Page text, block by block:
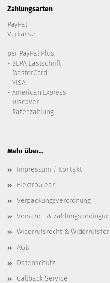
Zahlungsarten
PayPal
Vorkasse
per PayPal Plus:
- SEPA Lastschrift
- MasterCard
- VISA
- American Express
- Discover
- Ratenzahlung
Mehr über...
Impressum / Kontakt
ElektroG ear
Verpackungsverordnung
Versand- &
Widerrufsrecht &
AGB
Datenschutz
Callback Service